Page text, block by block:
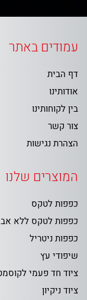
עמודים באתר
דף הבית
אודותינו
בין לקוחותינו
צור קשר
הצהרת נגישות
המוצרים שלנו
כפפות לטקס
כפפות לטקס ללא
כפפות ניטריל
שיפודי עץ
ציוד חד פעמי
ציוד ניקיון